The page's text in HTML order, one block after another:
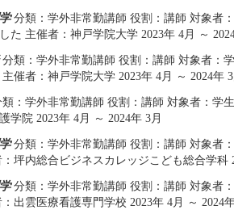
分類：学外非常勤講師 役割：講師 対象者
た 主催者：神戸学院大学 2023年 4月 ～
分類：学外非常勤講師 役割：講師 対象者：
催者：神戸学院大学 2023年 4月 ～ 2024年
：学外非常勤講師 役割：講師 対象者：学
学院 2023年 4月 ～ 2024年 3月
分類：学外非常勤講師 役割：講師 対象者
坪内総合ビジネスカレッジこども総合学科
分類：学外非常勤講師 役割：講師 対象者
出雲医療看護専門学校 2023年 4月 ～ 2024